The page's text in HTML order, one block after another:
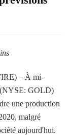
– À mi-
(NYSE: GOLD)
une production
malgré
aujourd'hui.